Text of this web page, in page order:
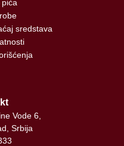
sredstava
Vode 6,
Srbija